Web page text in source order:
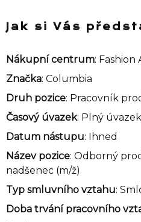
Jak si Vás
Nákupní centrum: Fashion
Značka: Columbia
Druh pozice: Pracovník
Časový úvazek: Plný
Datum nástupu: Ihned
Název pozice: Odborný
nadšenec (m/ž)
Typ smluvního vztahu:
Doba trvání pracovního